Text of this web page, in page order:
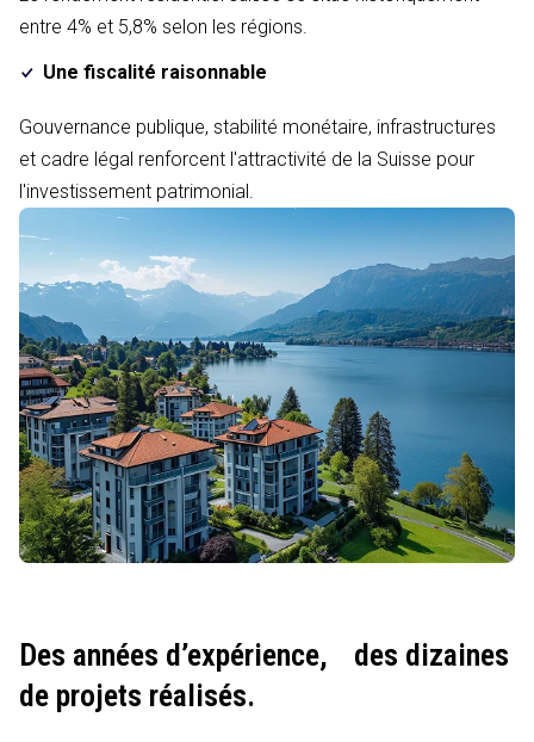
entre 4% et 5,8% selon les régions.
Une fiscalité raisonnable
Gouvernance publique, stabilité monétaire, infrastructures
et cadre légal renforcent l'attractivité de la Suisse pour
l'investissement patrimonial.
Des années d’expérience,
des dizaines
de projets réalisés.